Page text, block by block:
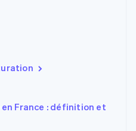
France : définition et